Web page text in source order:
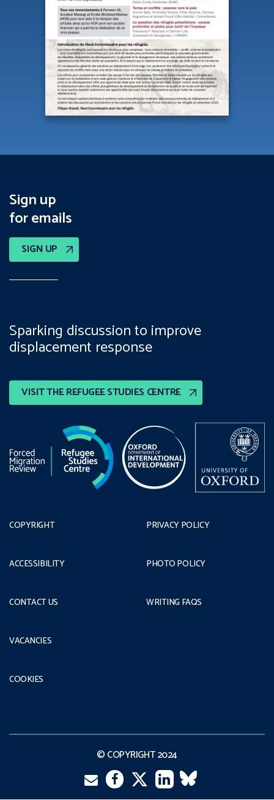
Sign up
for emails
SIGN UP
VISIT THE REFUGEE STUDIES CENTRE
Sparking discussion to improve
displacement response
COPYRIGHT
ACCESSIBILITY
CONTACT US
PRIVACY POLICY
PHOTO POLICY
WRITING FAQS
VACANCIES
COOKIES
© COPYRIGHT 2024
EmailFacebookTwitter
LinkedIn
VK